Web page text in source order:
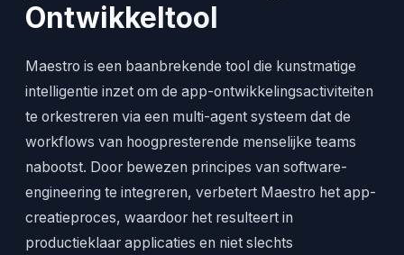
Ontwikkeltool
Maestro is een baanbrekende tool die kunstmatige
intelligentie inzet om de app-ontwikkelingsactiviteiten
te orkestreren via een multi-agent systeem dat de
workflows van hoogpresterende menselijke teams
nabootst. Door bewezen principes van software-
engineering te integreren, verbetert Maestro het app-
creatieproces, waardoor het resulteert in
productieklaar applicaties en niet slechts